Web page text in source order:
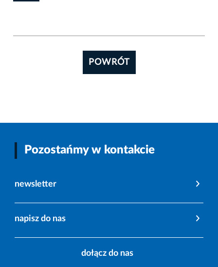
POWRÓT
Pozostańmy w kontakcie
newsletter
napisz do nas
dołącz do nas